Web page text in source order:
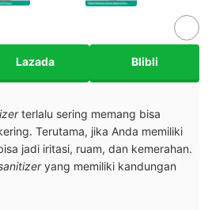
Lazada Blibli
terlalu sering memang bisa
Terutama, jika Anda memiliki
jadi iritasi, ruam, dan kemerahan.
yang memiliki kandungan